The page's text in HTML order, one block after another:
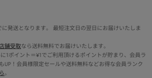
発送となります。 最短注文日の翌日にお届けいたしま
舗受取なら送料無料でお届けいたします。
1ポイント＝¥1でご利用頂けるポイントが貯まり、会員ラ
UP！会員様限定セールや送料無料などお得な会員ランク
。